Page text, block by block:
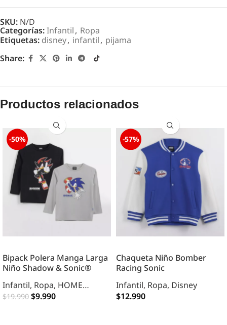
SKU: N/D
Categorías:Infantil, Ropa
Etiquetas: disney, infantil, pijama
Share:
Productos relacionados
-50%
Bipack Polera Manga Larga
Niño Shadow & Sonic®
Infantil, Ropa, HOME
INFANTIL
$19.990 $9.990
-57%
Chaqueta Niño Bomber
Racing Sonic
Infantil, Ropa, Disney
$12.990